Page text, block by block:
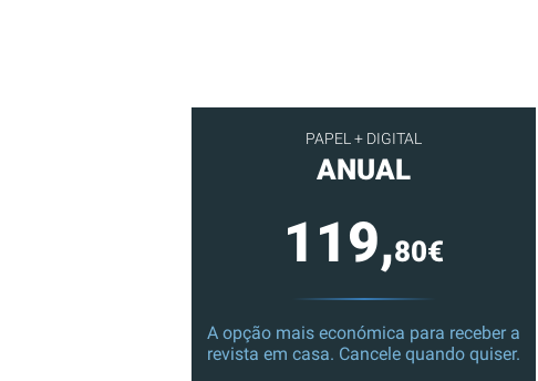
PAPEL + DIGITAL
ANUAL
119,80€
A opção mais económica para receber a
revista em casa. Cancele quando quiser.